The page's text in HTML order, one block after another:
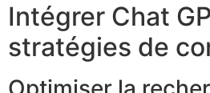
Intégrer Chat
stratégies de